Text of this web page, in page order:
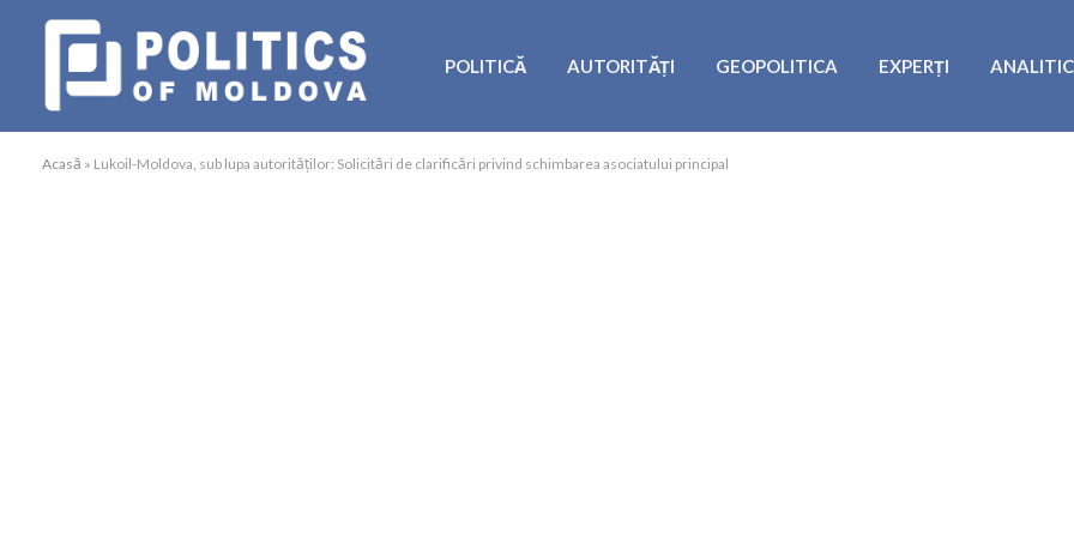
POLITICĂ AUTORITĂȚI GEOPOLITICA EXPERȚI
Acasă » Lukoil-Moldova, sub lupa autorităților: Solicitări de clarificări privind schimbarea asociatului principal